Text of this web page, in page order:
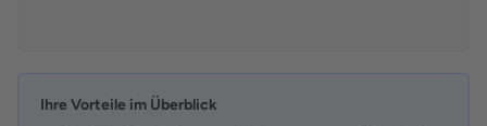
Ihre Vorteile im Überblick